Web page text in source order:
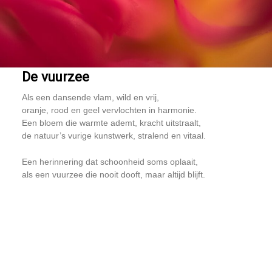
De vuurzee
Als een dansende vlam, wild en vrij,
oranje, rood en geel vervlochten in harmonie.
Een bloem die warmte ademt, kracht uitstraalt,
de natuur’s vurige kunstwerk, stralend en vitaal.
Een herinnering dat schoonheid soms oplaait,
als een vuurzee die nooit dooft, maar altijd blijft.